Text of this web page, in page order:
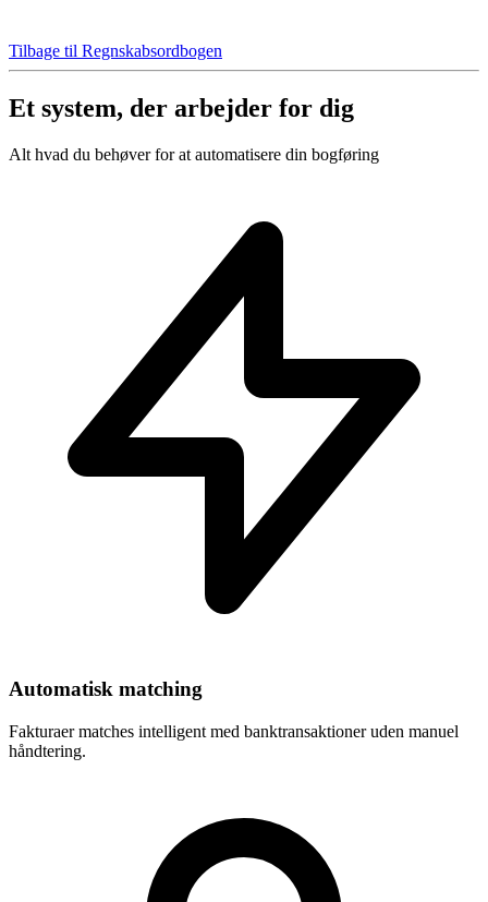
Tilbage til Regnskabsordbogen
Et system, der arbejder for dig
Alt hvad du behøver for at automatisere din bogføring
Automatisk matching
Fakturaer matches intelligent med banktransaktioner uden manuel
håndtering.